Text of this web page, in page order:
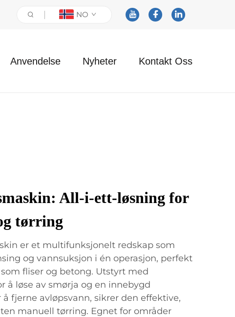
NO
Anvendelse Nyheter Kontakt Oss
All-i-ett-løsning for
tørring
er et multifunksjonelt redskap som
og vannsuksjon i én operasjon, perfekt
fliser og betong. Utstyrt med
å løse av smørja og en innebygd
fjerne avløpsvann, sikrer den effektive,
manuell tørring. Egnet for områder